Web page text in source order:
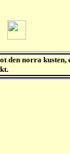
den norra